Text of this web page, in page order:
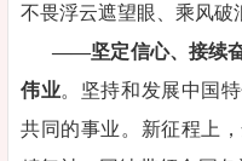
不畏浮云遮望眼、乘风破
——坚定信心、接续
伟业。坚持和发展中国
共同的事业。新征程上